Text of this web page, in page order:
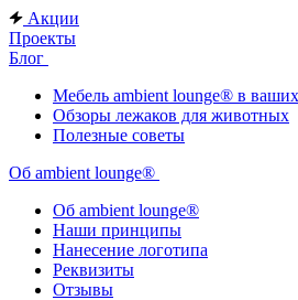
Акции
Проекты
Блог
Мебель ambient lounge® в
Обзоры лежаков для животных
Полезные советы
Об ambient lounge®
Oб ambient lounge®
Наши принципы
Нанесение логотипа
Реквизиты
Отзывы